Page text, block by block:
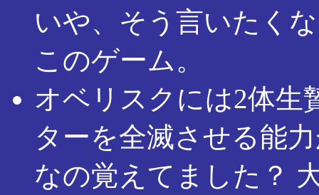
いや、そう言いたく
このゲーム。
オベリスクには2体生
ターを全滅させる能
なの覚えてました？